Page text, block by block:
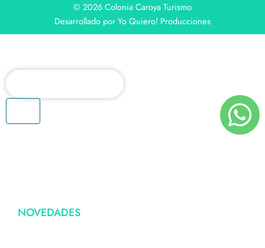
© 2026 Colonia Caroya Turismo
Desarrollado por Yo Quiero! Producciones
NOVEDADES